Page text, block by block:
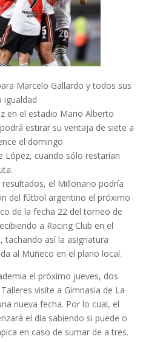
Marcelo Gallardo y todos sus
igualdad
en el estadio Mario Alberto
estirar su ventaja de siete a
el domingo
López, cuando sólo restarían
resultados, el Millonario podría
del fútbol argentino el próximo
de la fecha 22 del torneo de
a Racing Club en el
tachando así la asignatura
al Muñeco en el plano local.
el próximo jueves, dos
visite a Gimnasia de La
nueva fecha. Por lo cual, el
el día sabiendo si puede o
en caso de sumar de a tres.